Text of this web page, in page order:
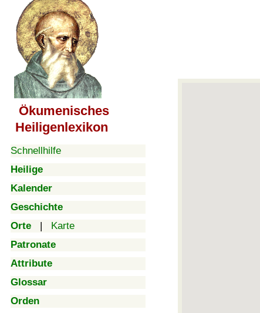
Ökumenisches
Heiligenlexikon
Schnellhilfe
Heilige
Kalender
Geschichte
Orte | Karte
Patronate
Attribute
Glossar
Orden